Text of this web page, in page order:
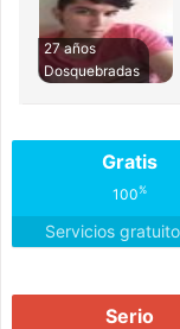
27 años
Dosquebradas
Gratis
100%
Servicios
Serio